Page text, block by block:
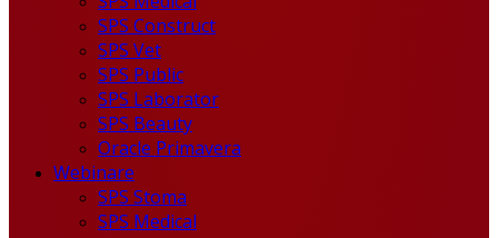
SPS Construct
SPS Vet
SPS Public
SPS Laborator
SPS Beauty
Oracle Primavera
Webinare
SPS Stoma
SPS Medical